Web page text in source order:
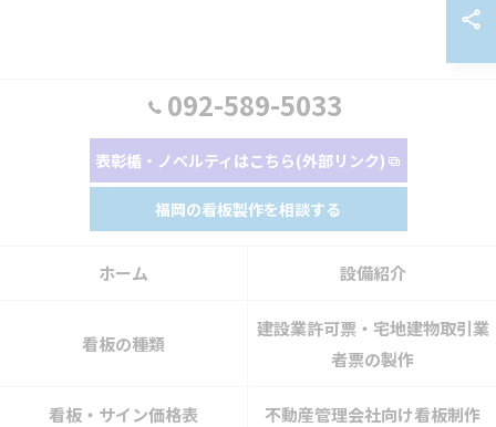
092-589-5033
表彰楯・ノベルティはこちら(外部リンク)
福岡の看板製作を相談する
ホーム 設備紹介
看板の種類
建設業許可票・宅地建物取引業
者票の製作
看板・サイン価格表 不動産管理会社向け看板制作